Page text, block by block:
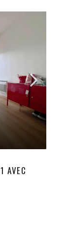
AVEC